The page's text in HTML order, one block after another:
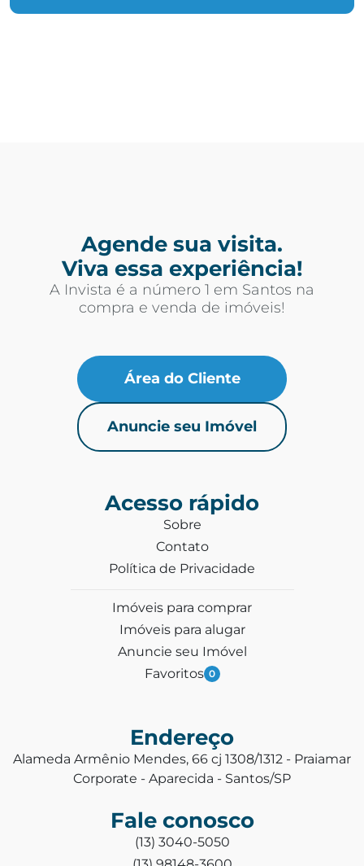
Agende sua visita.
Viva essa experiência!
A Invista é a número 1 em Santos na
compra e venda de imóveis!
Área do Cliente
Anuncie seu Imóvel
Acesso rápido
Sobre
Contato
Política de Privacidade
Imóveis para comprar
Imóveis para alugar
Anuncie seu Imóvel
Favoritos 0
Endereço
Alameda Armênio Mendes, 66 cj 1308/1312 - Praiamar
Corporate - Aparecida - Santos/SP
Fale conosco
(13) 3040-5050